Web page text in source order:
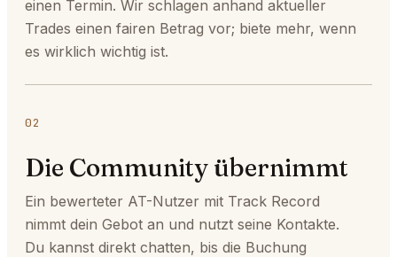
einen Termin. Wir schlagen anhand aktueller
Trades einen fairen Betrag vor; biete mehr, wenn
es wirklich wichtig ist.
02
Die Community übernimmt
Ein bewerteter AT-Nutzer mit Track Record
nimmt dein Gebot an und nutzt seine Kontakte.
Du kannst direkt chatten, bis die Buchung